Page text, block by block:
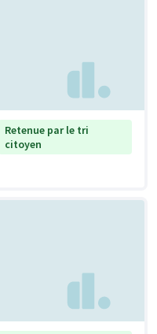
Retenue par le tri
citoyen